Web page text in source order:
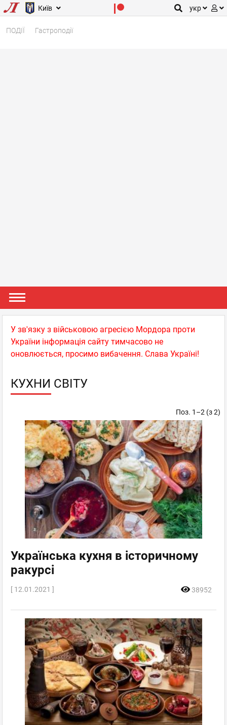
Київ укр
ПОДІЇ Гастроподії
У зв'язку з військовою агресією Мордора проти
України інформація сайту тимчасово не
оновлюється, просимо вибачення. Слава Україні!
КУХНИ СВІТУ
Поз. 1–2 (з 2)
Українська кухня в історичному
ракурсі
[ 12.01.2021 ] 38952